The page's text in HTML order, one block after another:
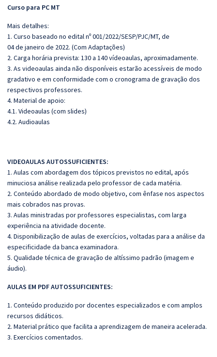
Curso para PC MT
Mais detalhes:
1. Curso baseado no edital nº 001/2022/SESP/PJC/MT, de
04 de janeiro de 2022. (Com Adaptações)
2. Carga horária prevista: 130 a 140 vídeoaulas, aproximadamente.
3. As videoaulas ainda não disponíveis estarão acessíveis de modo
gradativo e em conformidade com o cronograma de gravação dos
respectivos professores.
4. Material de apoio:
4.1. Videoaulas (com slides)
4.2. Audioaulas
VIDEOAULAS AUTOSSUFICIENTES:
1. Aulas com abordagem dos tópicos previstos no edital, após
minuciosa análise realizada pelo professor de cada matéria.
2. Conteúdo abordado de modo objetivo, com ênfase nos aspectos
mais cobrados nas provas.
3. Aulas ministradas por professores especialistas, com larga
experiência na atividade docente.
4. Disponibilização de aulas de exercícios, voltadas para a análise da
especificidade da banca examinadora.
5. Qualidade técnica de gravação de altíssimo padrão (imagem e
áudio).
AULAS EM PDF AUTOSSUFICIENTES:
1. Conteúdo produzido por docentes especializados e com amplos
recursos didáticos.
2. Material prático que facilita a aprendizagem de maneira acelerada.
3. Exercícios comentados.